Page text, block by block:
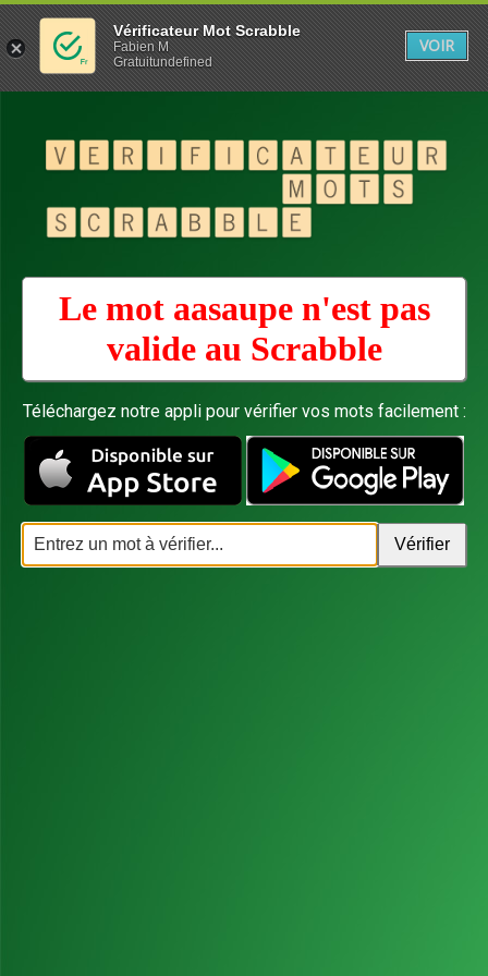
Le mot aasaupe n'est pas
valide au Scrabble
Téléchargez notre appli pour vérifier vos mots facilement :
Vérificateur Mot Scrabble
Fabien M
Gratuitundefined
VOIR